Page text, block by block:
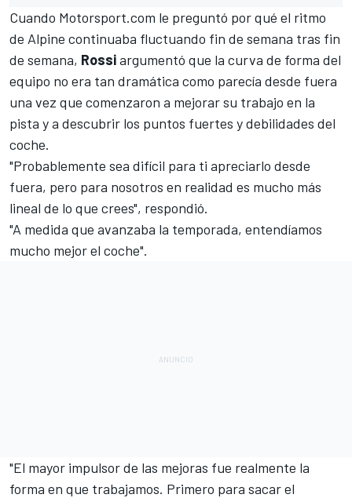
Cuando Motorsport.com le preguntó por qué el ritmo
de Alpine continuaba fluctuando fin de semana tras fin
de semana, Rossiargumentó que la curva de forma del
equipo no era tan dramática como parecía desde fuera
una vez que comenzaron a mejorar su trabajo en la
pista y a descubrir los puntos fuertes y debilidades del
coche.
"Probablemente sea difícil para ti apreciarlo desde
fuera, pero para nosotros en realidad es mucho más
lineal de lo que crees", respondió.
"A medida que avanzaba la temporada, entendíamos
mucho mejor el coche".
"El mayor impulsor de las mejoras fue realmente la
forma en que trabajamos. Primero para sacar el